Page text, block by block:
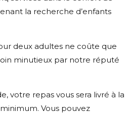
la recherche d’enfants
deux adultes ne coûte que
minutieux par notre réputé
votre repas vous sera livré à la
Vous pouvez